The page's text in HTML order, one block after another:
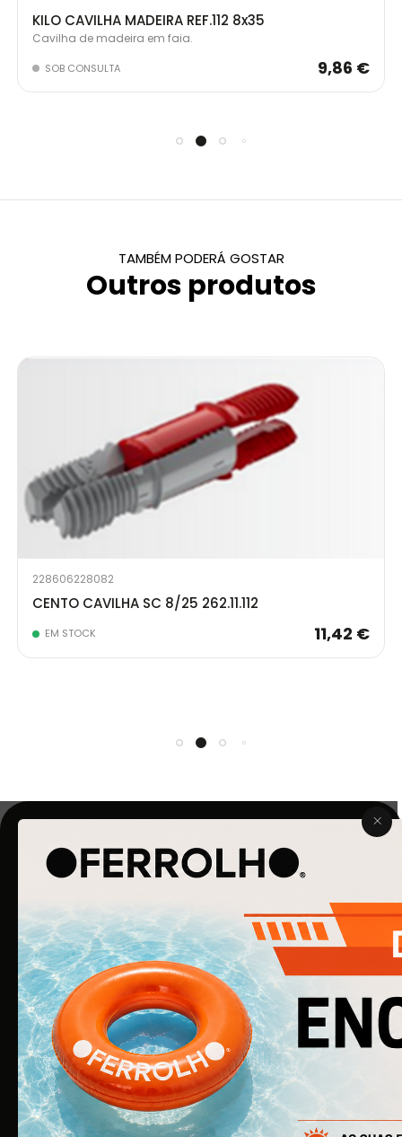
KILO CAVILHA MADEIRA REF.112 8x35
Cavilha de madeira em faia.
SOB CONSULTA 9,86 €
TAMBÉM PODERÁ GOSTAR
Outros produtos
228606228082
CENTO CAVILHA SC 8/25 262.11.112
EM STOCK 11,42 €
O Ferrolho iniciou a sua atividade em 1990. O que começou
por ser uma simples empresa de ferragens para
construção civil, é agora uma empresa de referência na
área de Ferragens para Mobiliário e Arquitetura.
EMPRESA
Quem Somos